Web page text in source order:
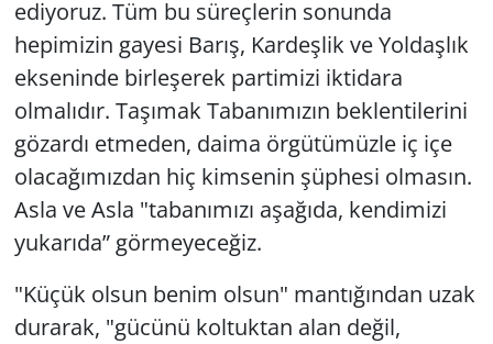
ediyoruz. Tüm bu süreçlerin sonunda
hepimizin gayesi Barış, Kardeşlik ve Yoldaşlık
ekseninde birleşerek partimizi iktidara
olmalıdır. Taşımak Tabanımızın beklentilerini
gözardı etmeden, daima örgütümüzle iç içe
olacağımızdan hiç kimsenin şüphesi olmasın.
Asla ve Asla "tabanımızı aşağıda, kendimizi
yukarıda” görmeyeceğiz.
"Küçük olsun benim olsun" mantığından uzak
durarak, "gücünü koltuktan alan değil,